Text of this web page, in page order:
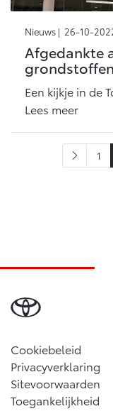
Nieuws | 26-10-
Afgedankte
Een kijkje in de
Lees meer
1
Cookiebeleid
Privacyverklaring
Sitevoorwaarden
Toegankelijkheid